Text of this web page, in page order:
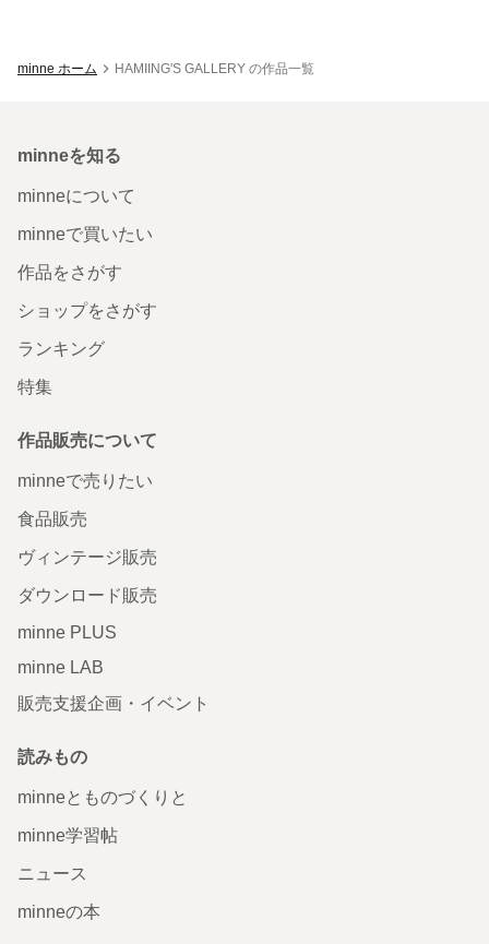
minne ホーム HAMIING'S GALLERY の作品一覧
minneを知る
minneについて
minneで買いたい
作品をさがす
ショップをさがす
ランキング
特集
作品販売について
minneで売りたい
食品販売
ヴィンテージ販売
ダウンロード販売
minne PLUS
minne LAB
販売支援企画・イベント
読みもの
minneとものづくりと
minne学習帖
ニュース
minneの本